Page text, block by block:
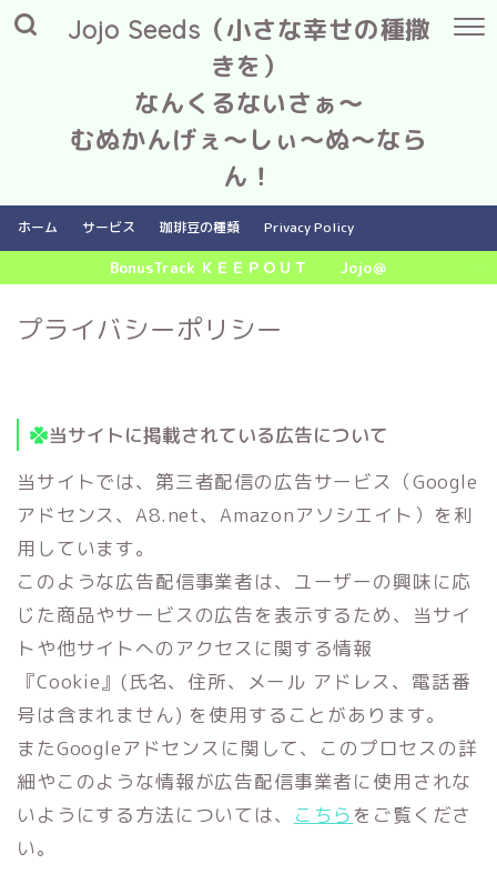
Jojo Seeds（小さな幸せの種撒
きを）
なんくるないさぁ～
むぬかんげぇ～しぃ～ぬ～なら
ん！
ホーム サービス 珈琲豆の種類 Privacy Policy
BonusTrack ＫＥＥＰＯＵＴ Jojo＠
プライバシーポリシー
当サイトに掲載されている広告について
当サイトでは、第三者配信の広告サービス（Google
アドセンス、A8.net、Amazonアソシエイト）を利
用しています。
このような広告配信事業者は、ユーザーの興味に応
じた商品やサービスの広告を表示するため、当サイ
トや他サイトへのアクセスに関する情報
『Cookie』(氏名、住所、メール アドレス、電話番
号は含まれません) を使用することがあります。
またGoogleアドセンスに関して、このプロセスの詳
細やこのような情報が広告配信事業者に使用されな
いようにする方法については、 こちらをご覧くださ
い。